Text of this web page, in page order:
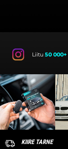
Liitu 50 000+
KIIRE TARNE